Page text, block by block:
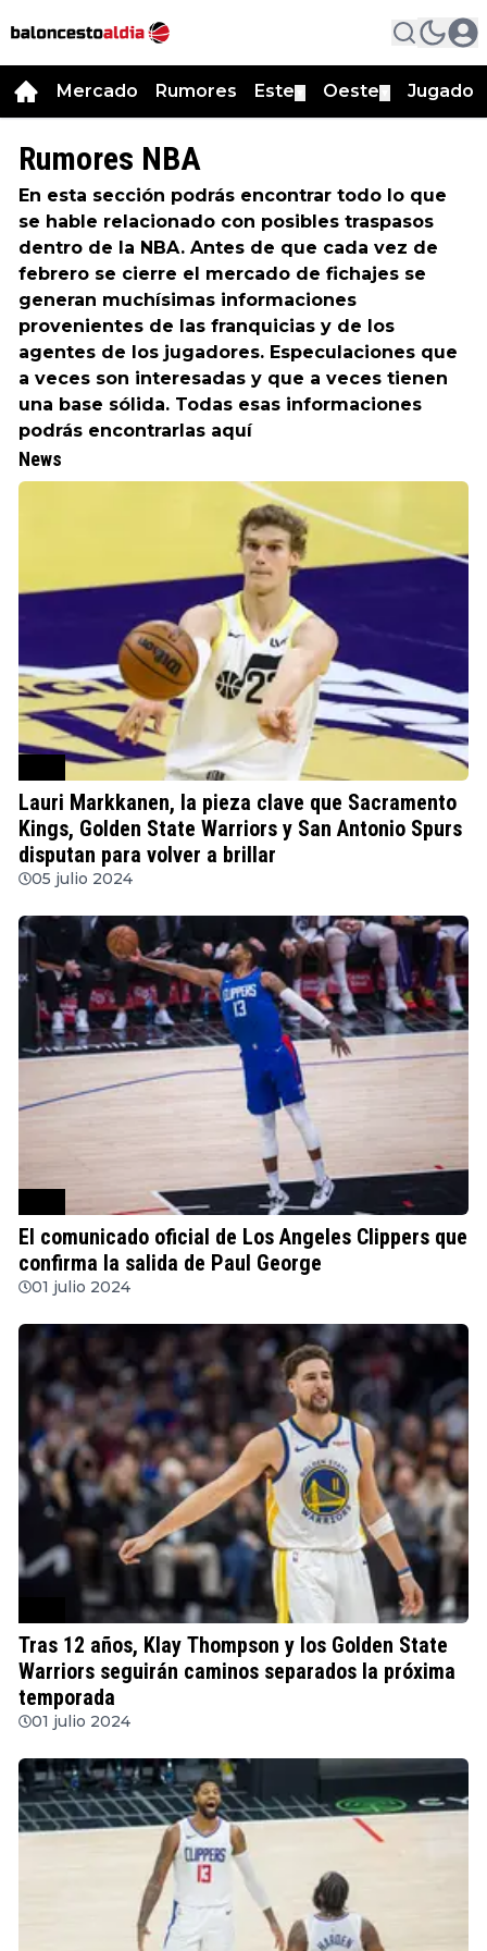
Mercado Rumores Este Oeste
Rumores NBA
En esta sección podrás encontrar todo lo que
se hable relacionado con posibles traspasos
dentro de la NBA. Antes de que cada vez de
febrero se cierre el mercado de fichajes se
generan muchísimas informaciones
provenientes de las franquicias y de los
agentes de los jugadores. Especulaciones que
a veces son interesadas y que a veces tienen
una base sólida. Todas esas informaciones
podrás encontrarlas aquí
News
Lauri Markkanen, la pieza clave que Sacramento
Kings, Golden State Warriors y San Antonio Spurs
disputan para volver a brillar
05 julio 2024
El comunicado oficial de Los Angeles Clippers que
confirma la salida de Paul George
01 julio 2024
Tras 12 años, Klay Thompson y los Golden State
Warriors seguirán caminos separados la próxima
temporada
01 julio 2024